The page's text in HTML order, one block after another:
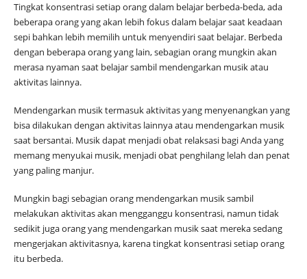
Tingkat konsentrasi setiap orang dalam belajar berbeda-beda, ada
beberapa orang yang akan lebih fokus dalam belajar saat keadaan
sepi bahkan lebih memilih untuk menyendiri saat belajar. Berbeda
dengan beberapa orang yang lain, sebagian orang mungkin akan
merasa nyaman saat belajar sambil mendengarkan musik atau
aktivitas lainnya.
Mendengarkan musik termasuk aktivitas yang menyenangkan yang
bisa dilakukan dengan aktivitas lainnya atau mendengarkan musik
saat bersantai. Musik dapat menjadi obat relaksasi bagi Anda yang
memang menyukai musik, menjadi obat penghilang lelah dan penat
yang paling manjur.
Mungkin bagi sebagian orang mendengarkan musik sambil
melakukan aktivitas akan mengganggu konsentrasi, namun tidak
sedikit juga orang yang mendengarkan musik saat mereka sedang
mengerjakan aktivitasnya, karena tingkat konsentrasi setiap orang
itu berbeda.